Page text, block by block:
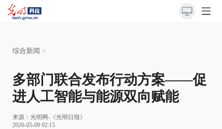
综合新闻 >
多部门联合发布行动方案——促
进人工智能与能源双向赋能
来源： 光明网-《光明日报》
2026-05-09 02:15